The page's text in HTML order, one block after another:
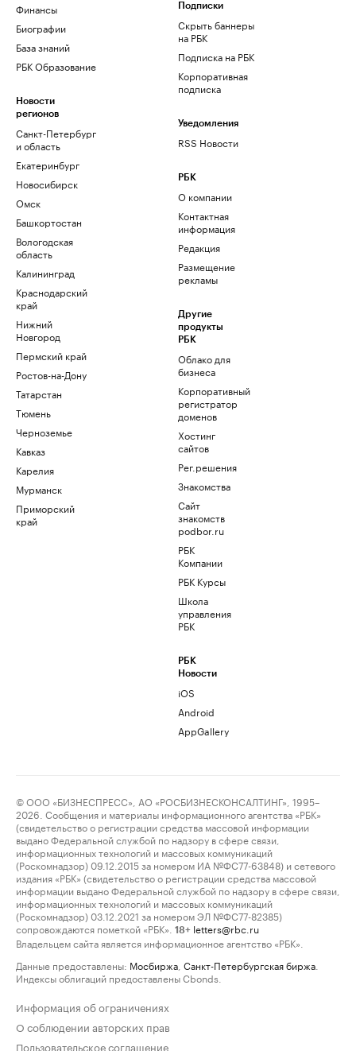
Финансы
Биографии
База знаний
РБК Образование
Новости
регионов
Санкт-Петербург
и область
Екатеринбург
Новосибирск
Омск
Башкортостан
Вологодская
область
Калининград
Краснодарский
край
Нижний
Новгород
Пермский край
Ростов-на-Дону
Татарстан
Тюмень
Черноземье
Кавказ
Карелия
Мурманск
Приморский
край
Подписки
Скрыть баннеры
на РБК
Подписка на РБК
Корпоративная
подписка
Уведомления
RSS Новости
РБК
О компании
Контактная
информация
Редакция
Размещение
рекламы
Другие
продукты
РБК
Облако для
бизнеса
Корпоративный
регистратор
доменов
Хостинг
сайтов
Рег.решения
Знакомства
Сайт
знакомств
podbor.ru
РБК
Компании
РБК Курсы
Школа
управления
РБК
РБК
Новости
iOS
Android
AppGallery
© ООО «БИЗНЕСПРЕСС», АО «РОСБИЗНЕСКОНСАЛТИНГ», 1995–
2026. Сообщения и материалы информационного агентства «РБК»
(свидетельство о регистрации средства массовой информации
выдано Федеральной службой по надзору в сфере связи,
информационных технологий и массовых коммуникаций
(Роскомнадзор) 09.12.2015 за номером ИА №ФС77-63848) и сетевого
издания «РБК» (свидетельство о регистрации средства массовой
информации выдано Федеральной службой по надзору в сфере связи,
информационных технологий и массовых коммуникаций
(Роскомнадзор) 03.12.2021 за номером ЭЛ №ФС77-82385)
сопровождаются пометкой «РБК».
18+ letters@rbc.ru
Владельцем сайта является информационное агентство «РБК».
Данные предоставлены: Мосбиржа Санкт-Петербургская биржа
Индексы облигаций предоставлены Cbonds.
Информация об ограничениях
О соблюдении авторских прав
Пользовательское соглашение